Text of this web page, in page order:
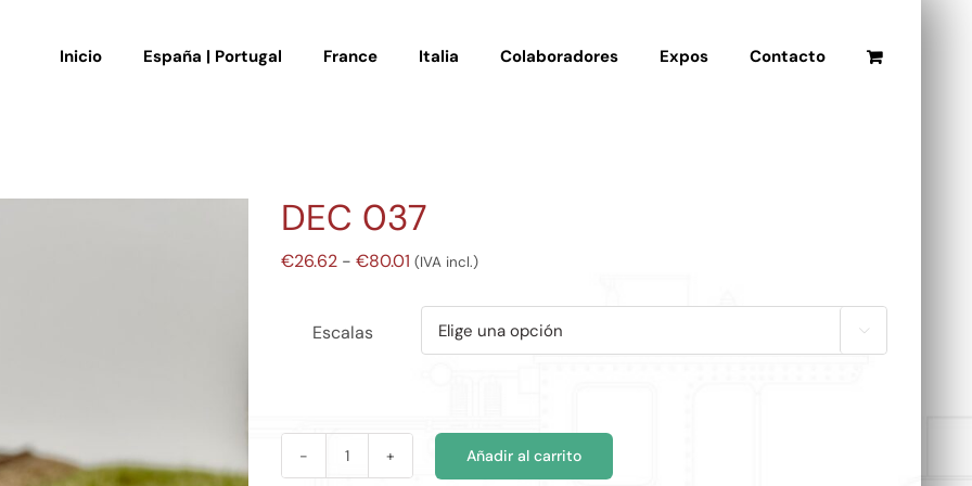
Inicio España | Portugal France Italia Colaboradores Expos Contacto
DEC 037
€26.62 - €80.01 Rango
precios:
desde
(IVA incl.)
Escalas 
DEC
Añadir al carrito